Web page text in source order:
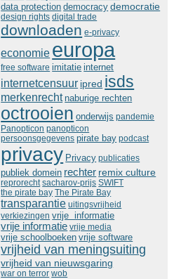
data protection democracy democratie
design rights digital trade
downloaden e-privacy
economie europa
free software imitatie internet
internetcensuur ipred isds
merkenrecht naburige rechten
octrooien onderwijs pandemie
Panopticon panopticon
persoonsgegevens pirate bay podcast
privacy Privacy publicaties
publiek domein rechter remix culture
reprorecht sacharov-prijs SWIFT
the pirate bay The Pirate Bay
transparantie uitingsvrijheid
verkiezingen vrije informatie
vrije informatie vrije media
vrije schoolboeken vrije software
vrijheid van meningsuiting
vrijheid van nieuwsgaring
war on terror wob